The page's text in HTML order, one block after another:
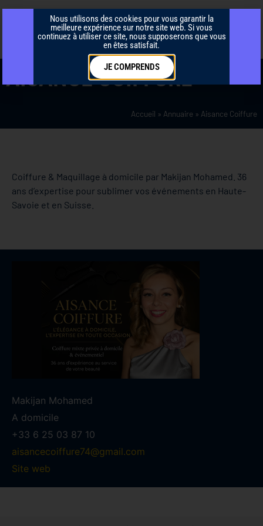
AISANCE COIFFURE
Accueil » Annuaire » Aisance Coiffure
Coiffure & Maquillage à domicile par Makijan Mohamed. 36
ans d’expertise pour sublimer vos événements en Haute-
Savoie et en Suisse.
Makijan Mohamed
A domicile
+33 6 25 03 87 10
aisancecoiffure74@gmail.com
Site web
Nous utilisons des cookies pour vous garantir la
meilleure expérience sur notre site web. Si vous
continuez à utiliser ce site, nous supposerons que vous
en êtes satisfait.
JE COMPRENDS